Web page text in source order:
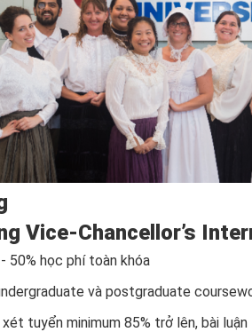
Vice-Chancellor’s
50% học phí toàn khóa
và postgraduate
xét tuyển minimum 85% trở lên, bài